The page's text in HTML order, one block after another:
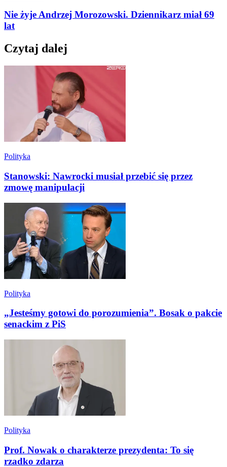
Nie żyje Andrzej Morozowski. Dziennikarz miał 69
lat
Czytaj dalej
Polityka
Stanowski: Nawrocki musiał przebić się przez
zmowę manipulacji
Polityka
„Jesteśmy gotowi do porozumienia”. Bosak o pakcie
senackim z PiS
Polityka
Prof. Nowak o charakterze prezydenta: To się
rzadko zdarza